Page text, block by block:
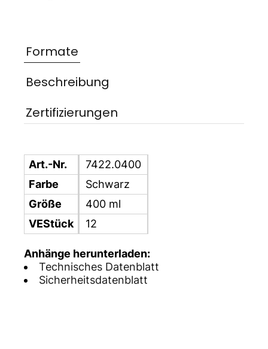
Formate
Beschreibung
Zertifizierungen
Art.-Nr.
Farbe
Größe
VEStück
7422.0400
Schwarz
400 ml
12
Anhänge herunterladen:
Technisches Datenblatt
Sicherheitsdatenblatt